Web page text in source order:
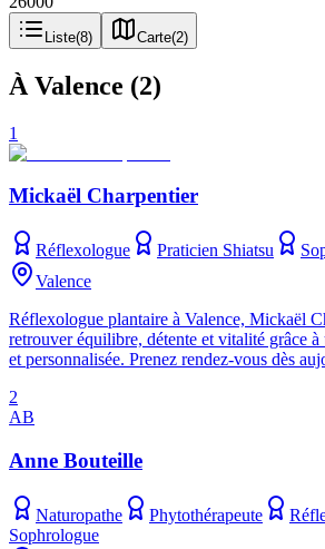
Liste(8) Carte(2)
À Valence (2)
1
Mickaël Charpentier
Réflexologue Praticien Shiatsu
Valence
Réflexologue plantaire à Valence, Mickaël
retrouver équilibre, détente et vitalité grâce
et personnalisée. Prenez rendez-vous dès
2
AB
Anne Bouteille
Naturopathe Phytothérapeute
Sophrologue